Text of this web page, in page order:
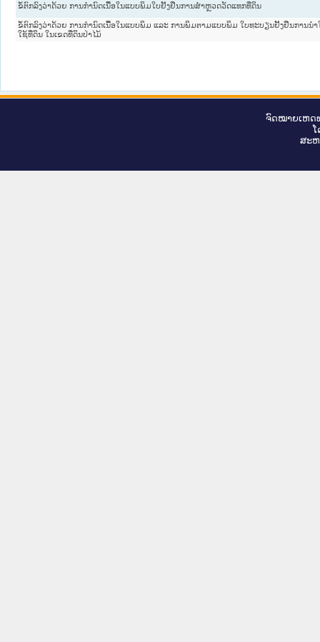
ຂໍ້ຕົກລົງວ່າດ້ວຍ ການກຳນົດເນື້ອໃນແບບພິມໃບຢັ້ງຢືນການສຳຫຼວດວັດແທກທີ່ດິນ
ຂໍ້ຕົກລົງວ່າດ້ວຍ ການກຳນົດເນື້ອໃນແບບພິມ ແລະ ການພິມຕາມແບບພິມ ໃບທະບຽນຢັ້ງຢືນການນ
ໃຊ້ທີ່ດິນ ໃນເຂດທີ່ດິນປ່າໄມ້
ຈົດ​ໝາຍ​ເຫດ​
ສະ​ຫ